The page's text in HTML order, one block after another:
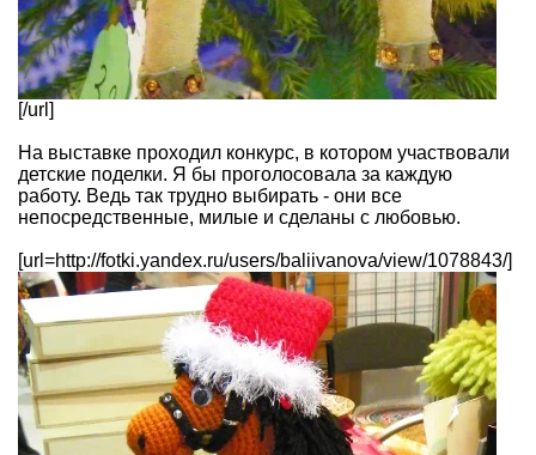
[/url]
На выставке проходил конкурс, в котором участвовали
детские поделки. Я бы проголосовала за каждую
работу. Ведь так трудно выбирать - они все
непосредственные, милые и сделаны с любовью.
[url=http://fotki.yandex.ru/users/baliivanova/view/1078843/]